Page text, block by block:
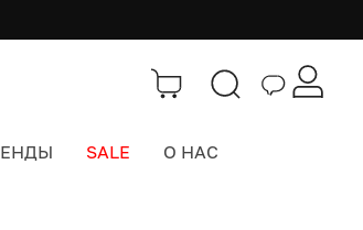
SALE О НАС